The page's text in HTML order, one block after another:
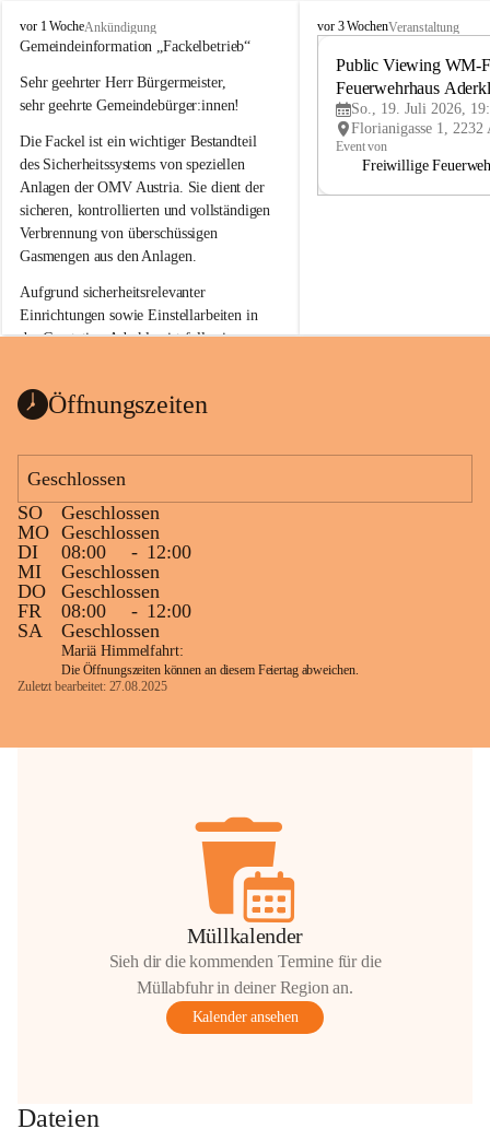
A
d
r
k
a
a
vor 1 WocheAnkündigung
Gemeindeinformation „Fackelbetrieb“
Sehr geehrter Herr Bürgermeister,
sehr geehrte Gemeindebürger:innen!
Die Fackel ist ein wichtiger Bestandteil
des Sicherheitssystems von speziellen
Anlagen der OMV Austria. Sie dient der
sicheren, kontrollierten und vollständigen
Verbrennung von überschüssigen
Gasmengen aus den Anlagen.
Aufgrund sicherheitsrelevanter
Einrichtungen sowie Einstellarbeiten in
der Gasstation Aderklaa ist fallweise
kommenden Tagen und Wochen wird
sein.
Die OMV Austria ist bemüht, für die
Bevölkerung ungewohnte, jedoch
technisch notwendige Betriebszustände so
kurz wie möglich zu halten.
Wir bitten daher die umliegende
Bevölkerung um Verständnis.
Glück Auf!
GmbH
anrainer-service@omv.com
Bei Fragen, Anliegen oder Beschwerden.
Wartungsarbeiten
A
vor 3 WochenVeranstaltung
Public Viewing WM-
Feuerwehrhaus
So., 19. Juli 2026,
Event von
Freiwillige
Öffnungszeiten
Geschlossen
SO
Geschlossen
MO Geschlossen
DI
08:00 - 12:00
MI
Geschlossen
DO
Geschlossen
FR
08:00 - 12:00
SA
Geschlossen
Mariä Himmelfahrt:
Die Öffnungszeiten können an diesem Feiertag abweichen.
Zuletzt bearbeitet: 27.08.2025
Müllkalender
Sieh dir die kommenden Termine für die
Müllabfuhr in deiner Region an.
Kalender ansehen
Dateien